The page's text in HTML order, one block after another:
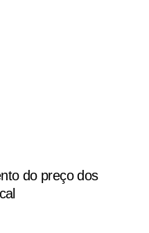
do preço dos